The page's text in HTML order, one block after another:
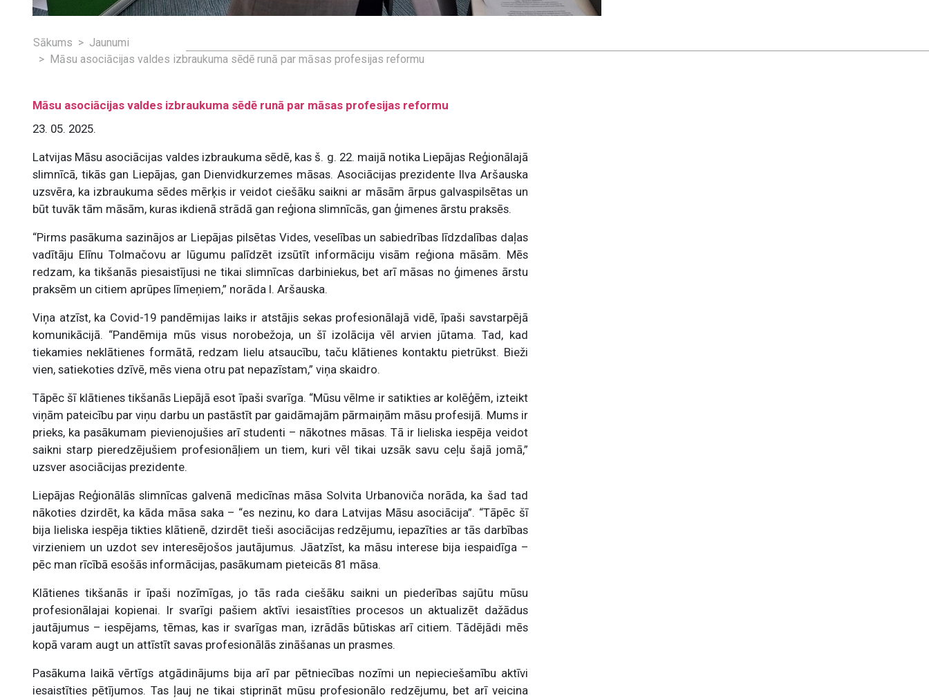
Sākums
Jaunumi
Māsu asociācijas valdes izbraukuma sēdē runā par māsas profesijas reformu
Māsu asociācijas valdes izbraukuma sēdē runā par māsas profesijas reformu
23. 05. 2025.
Latvijas Māsu asociācijas valdes izbraukuma sēdē, kas š. g. 22. maijā notika Liepājas Reģionālajā
slimnīcā, tikās gan Liepājas, gan Dienvidkurzemes māsas. Asociācijas prezidente Ilva Aršauska
uzsvēra, ka izbraukuma sēdes mērķis ir veidot ciešāku saikni ar māsām ārpus galvaspilsētas un
būt tuvāk tām māsām, kuras ikdienā strādā gan reģiona slimnīcās, gan ģimenes ārstu praksēs.
“Pirms pasākuma sazinājos ar Liepājas pilsētas Vides, veselības un sabiedrības līdzdalības daļas
vadītāju Elīnu Tolmačovu ar lūgumu palīdzēt izsūtīt informāciju visām reģiona māsām. Mēs
redzam, ka tikšanās piesaistījusi ne tikai slimnīcas darbiniekus, bet arī māsas no ģimenes ārstu
praksēm un citiem aprūpes līmeņiem,” norāda I. Aršauska.
Viņa atzīst, ka Covid-19 pandēmijas laiks ir atstājis sekas profesionālajā vidē, īpaši savstarpējā
komunikācijā. “Pandēmija mūs visus norobežoja, un šī izolācija vēl arvien jūtama. Tad, kad
tiekamies neklātienes formātā, redzam lielu atsaucību, taču klātienes kontaktu pietrūkst. Bieži
vien, satiekoties dzīvē, mēs viena otru pat nepazīstam,” viņa skaidro.
Tāpēc šī klātienes tikšanās Liepājā esot īpaši svarīga. “Mūsu vēlme ir satikties ar kolēģēm, izteikt
viņām pateicību par viņu darbu un pastāstīt par gaidāmajām pārmaiņām māsu profesijā. Mums ir
prieks, ka pasākumam pievienojušies arī studenti – nākotnes māsas. Tā ir lieliska iespēja veidot
saikni starp pieredzējušiem profesionāļiem un tiem, kuri vēl tikai uzsāk savu ceļu šajā jomā,”
uzsver asociācijas prezidente.
Liepājas Reģionālās slimnīcas galvenā medicīnas māsa Solvita Urbanoviča norāda, ka šad tad
nākoties dzirdēt, ka kāda māsa saka – “es nezinu, ko dara Latvijas Māsu asociācija”. “Tāpēc šī
bija lieliska iespēja tikties klātienē, dzirdēt tieši asociācijas redzējumu, iepazīties ar tās darbības
virzieniem un uzdot sev interesējošos jautājumus. Jāatzīst, ka māsu interese bija iespaidīga –
pēc man rīcībā esošās informācijas, pasākumam pieteicās 81 māsa.
Klātienes tikšanās ir īpaši nozīmīgas, jo tās rada ciešāku saikni un piederības sajūtu mūsu
profesionālajai kopienai. Ir svarīgi pašiem aktīvi iesaistīties procesos un aktualizēt dažādus
jautājumus – iespējams, tēmas, kas ir svarīgas man, izrādās būtiskas arī citiem. Tādējādi mēs
kopā varam augt un attīstīt savas profesionālās zināšanas un prasmes.
Pasākuma laikā vērtīgs atgādinājums bija arī par pētniecības nozīmi un nepieciešamību aktīvi
iesaistīties pētījumos. Tas ļauj ne tikai stiprināt mūsu profesionālo redzējumu, bet arī veicina